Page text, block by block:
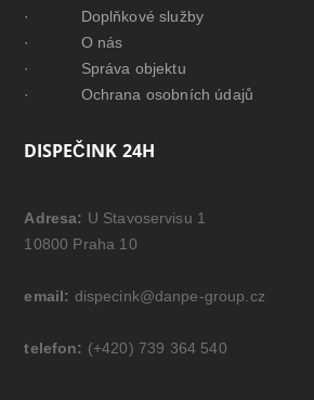
· Doplňkové služby
· O nás
· Správa objektu
· Ochrana osobních údajů
DISPEČINK 24H
Adresa: U Stavoservisu 1
10800 Praha 10
email: dispecink@danpe-group.cz
telefon: (+420) 739 364 540